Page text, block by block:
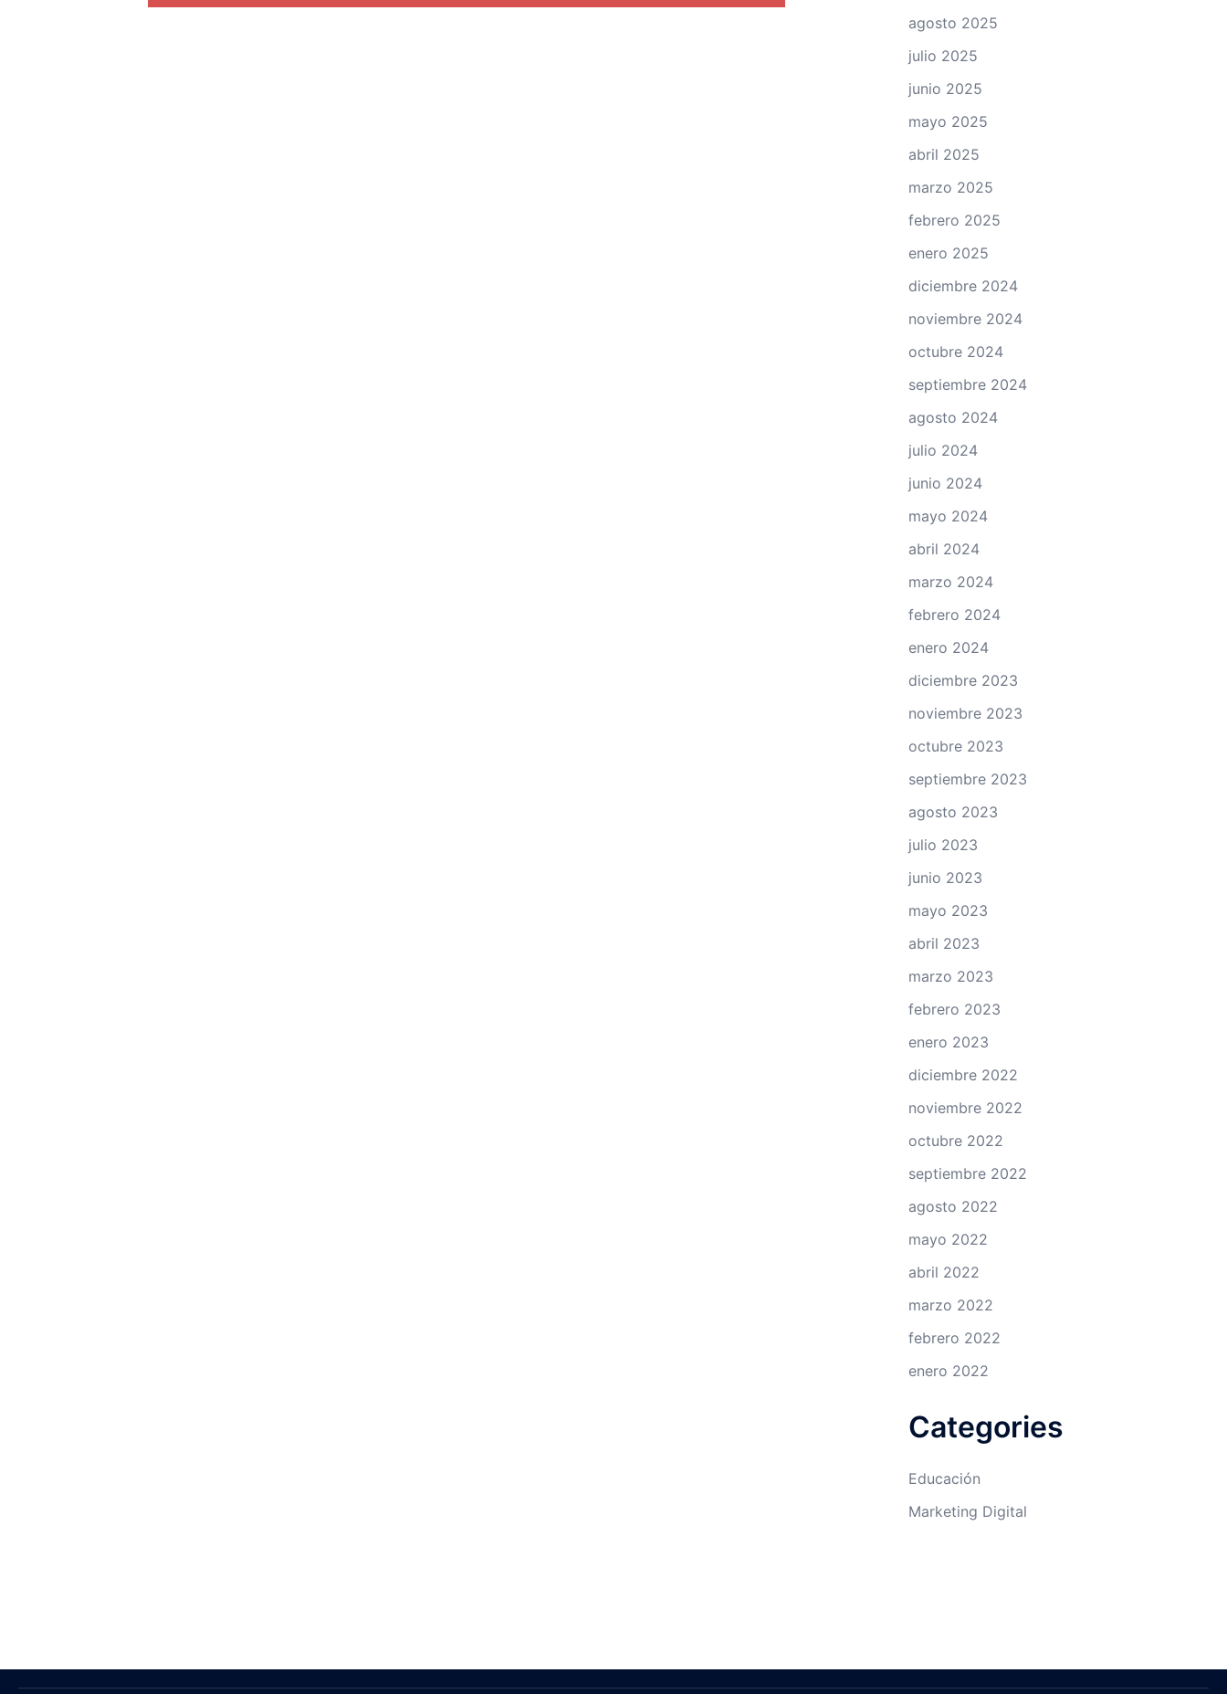
agosto 2025
julio 2025
junio 2025
mayo 2025
abril 2025
marzo 2025
febrero 2025
enero 2025
diciembre 2024
noviembre 2024
octubre 2024
septiembre 2024
agosto 2024
julio 2024
junio 2024
mayo 2024
abril 2024
marzo 2024
febrero 2024
enero 2024
diciembre 2023
noviembre 2023
octubre 2023
septiembre 2023
agosto 2023
julio 2023
junio 2023
mayo 2023
abril 2023
marzo 2023
febrero 2023
enero 2023
diciembre 2022
noviembre 2022
octubre 2022
septiembre 2022
agosto 2022
mayo 2022
abril 2022
marzo 2022
febrero 2022
enero 2022
Categories
Educación
Marketing Digital